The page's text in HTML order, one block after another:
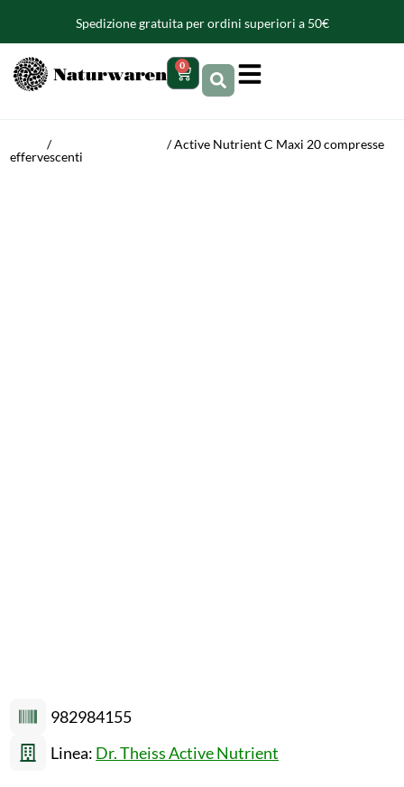
Spedizione gratuita per ordini superiori a 50€
0
/
/ Active Nutrient C Maxi 20 compresse
effervescenti
982984155
Linea: Dr. Theiss Active Nutrient